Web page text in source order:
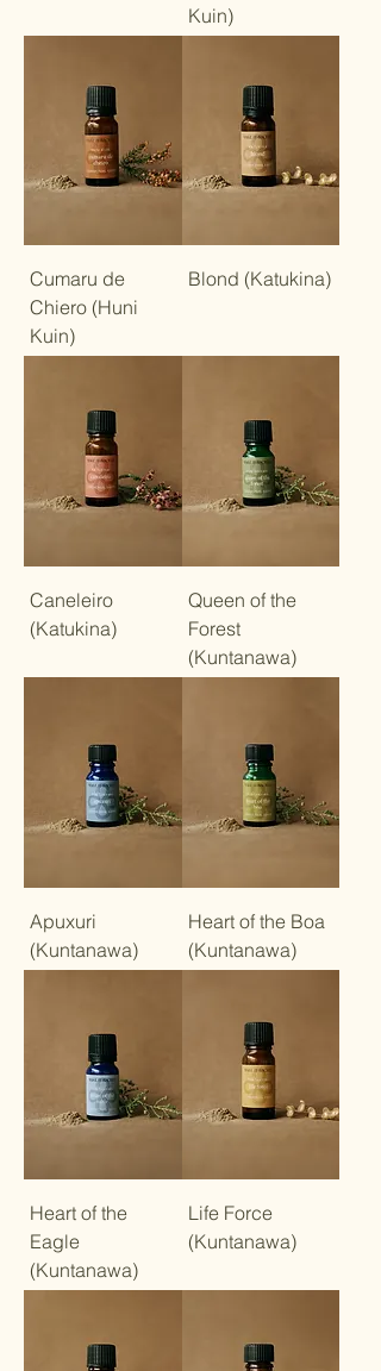
Kuin)
Cumaru de
Chiero (Huni
Kuin)
Blond (Katukina)
Caneleiro
(Katukina)
Queen of the
Forest
(Kuntanawa)
Apuxuri
(Kuntanawa)
Heart of the Boa
(Kuntanawa)
Heart of the
Eagle
(Kuntanawa)
Life Force
(Kuntanawa)